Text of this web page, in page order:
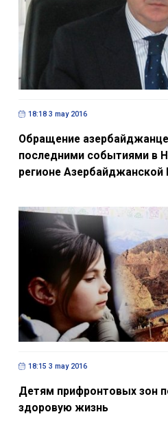
18:18 3 may 2016
Обращение
последними событиями в
регионе Азербайджанской
18:15 3 may 2016
Детям прифронтовых зон
здоровую жизнь